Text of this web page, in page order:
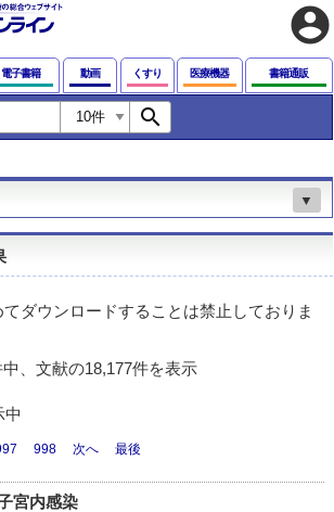
account_circle
電子書籍 動画 くすり 医療機器 書籍通販
search
▼
ダウンロードすることは禁止しておりま
、文献の18,177件を表示
中
998 次へ 最後
宮内感染